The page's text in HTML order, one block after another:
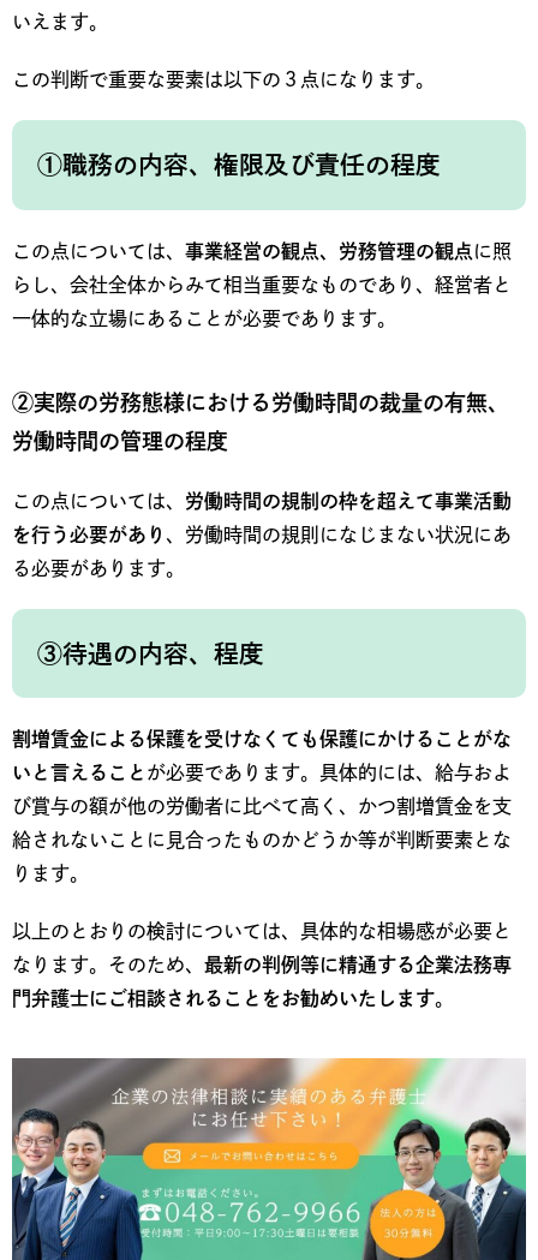
いえます。
この判断で重要な要素は以下の３点になります。
①職務の内容、権限及び責任の程度
この点については、 事業経営の観点、労務管理の観点 に照
らし、会社全体からみて相当重要なものであり、経営者と
一体的な立場にあることが必要であります。
②実際の労務態様における労働時間の裁量の有無、
労働時間の管理の程度
この点については、 労働時間の規制の枠を超えて事業活動
を行う必要があり 、労働時間の規則になじまない状況にあ
る必要があります。
③待遇の内容、程度
割増賃金による保護を受けなくても保護にかけることがな
いと言えること が必要であります。具体的には、給与およ
び賞与の額が他の労働者に比べて高く、かつ割増賃金を支
給されないことに見合ったものかどうか等が判断要素とな
ります。
以上のとおりの検討については、具体的な相場感が必要と
なります。そのため、 最新の判例等に精通する企業法務専
門弁護士にご相談されることをお勧めいたします。